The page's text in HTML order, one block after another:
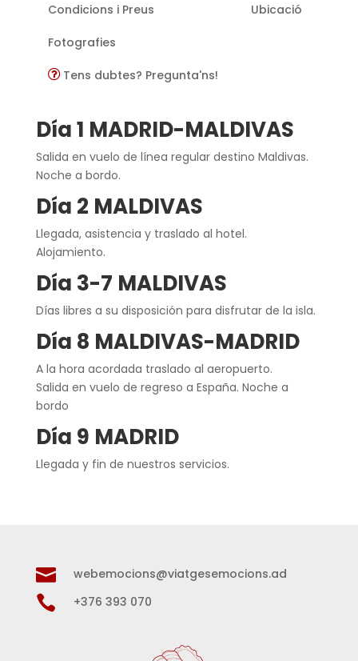
Condicions i Preus Ubicació
Fotografies
Tens dubtes? Pregunta'ns!
Día 1 MADRID-MALDIVAS
Salida en vuelo de línea regular destino Maldivas.
Noche a bordo.
Día 2 MALDIVAS
Llegada, asistencia y traslado al hotel.
Alojamiento.
Día 3-7 MALDIVAS
Días libres a su disposición para disfrutar de la isla.
Día 8 MALDIVAS-MADRID
A la hora acordada traslado al aeropuerto.
Salida en vuelo de regreso a España. Noche a
bordo
Día 9 MADRID
Llegada y fin de nuestros servicios.
 webemocions@viatgesemocions.ad
 +376 393 070